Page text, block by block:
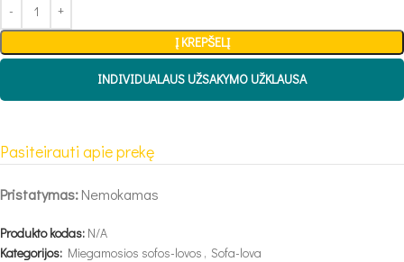
Į KREPŠELĮ
INDIVIDUALAUS UŽSAKYMO UŽKLAUSA
Pasiteirauti apie prekę
Pristatymas:Nemokamas
Produkto kodas: N/A
Kategorijos: Miegamosios sofos-lovos , Sofa-lova